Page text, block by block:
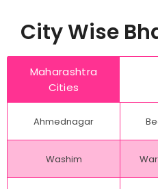
City Wise
Maharashtra
Cities
Ahmednagar
Washim